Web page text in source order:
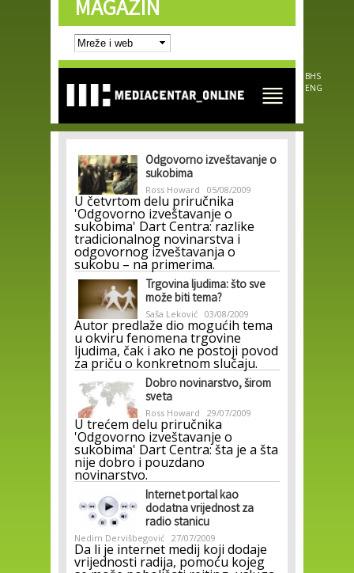
Skip to
main
content
MAGAZIN
BHS
ENG
Odgovorno izveštavanje o
sukobima
Ross Howard 05/08/2009
U četvrtom delu priručnika
'Odgovorno izveštavanje o
sukobima' Dart Centra: razlike
tradicionalnog novinarstva i
odgovornog izveštavanja o
sukobu – na primerima.
Trgovina ljudima: što sve
može biti tema?
Saša Leković 03/08/2009
Autor predlaže dio mogućih tema
u okviru fenomena trgovine
ljudima, čak i ako ne postoji povod
za priču o konkretnom slučaju.
Dobro novinarstvo, širom
sveta
Ross Howard 29/07/2009
U trećem delu priručnika
'Odgovorno izveštavanje o
sukobima' Dart Centra: šta je a šta
nije dobro i pouzdano
novinarstvo.
Internet portal kao
dodatna vrijednost za
radio stanicu
Nedim Dervišbegović 27/07/2009
Da li je internet medij koji dodaje
vrijednosti radija, pomoću kojeg